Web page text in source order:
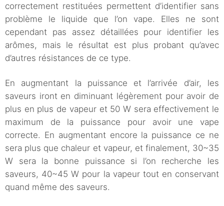
correctement restituées permettent d’identifier sans
problème le liquide que l’on vape. Elles ne sont
cependant pas assez détaillées pour identifier les
arômes, mais le résultat est plus probant qu’avec
d’autres résistances de ce type.
En augmentant la puissance et l’arrivée d’air, les
saveurs iront en diminuant légèrement pour avoir de
plus en plus de vapeur et 50 W sera effectivement le
maximum de la puissance pour avoir une vape
correcte. En augmentant encore la puissance ce ne
sera plus que chaleur et vapeur, et finalement, 30~35
W sera la bonne puissance si l’on recherche les
saveurs, 40~45 W pour la vapeur tout en conservant
quand même des saveurs.